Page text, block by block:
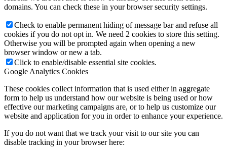
domains. You can check these in your browser security settings.
Check to enable permanent hiding of message bar and refuse all
cookies if you do not opt in. We need 2 cookies to store this setting.
Otherwise you will be prompted again when opening a new
browser window or new a tab.
Click to enable/disable essential site cookies.
Google Analytics Cookies
These cookies collect information that is used either in aggregate
form to help us understand how our website is being used or how
effective our marketing campaigns are, or to help us customize our
website and application for you in order to enhance your experience.
If you do not want that we track your visit to our site you can
disable tracking in your browser here: